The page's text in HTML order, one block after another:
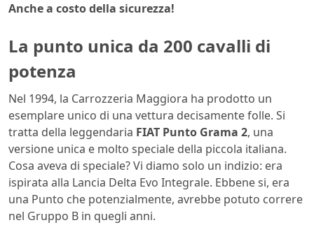
Anche a costo della sicurezza!
La punto unica da 200 cavalli di
potenza
Nel 1994, la Carrozzeria Maggiora ha prodotto un
esemplare unico di una vettura decisamente folle. Si
tratta della leggendaria FIAT Punto Grama 2, una
versione unica e molto speciale della piccola italiana.
Cosa aveva di speciale? Vi diamo solo un indizio: era
ispirata alla Lancia Delta Evo Integrale. Ebbene si, era
una Punto che potenzialmente, avrebbe potuto correre
nel Gruppo B in quegli anni.